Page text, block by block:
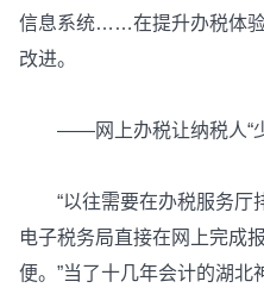
信息系统……在提升办税体
改进。
——网上办税让纳税人“少
“以往需要在办税服务厅
电子税务局直接在网上完成
便。”当了十几年会计的湖